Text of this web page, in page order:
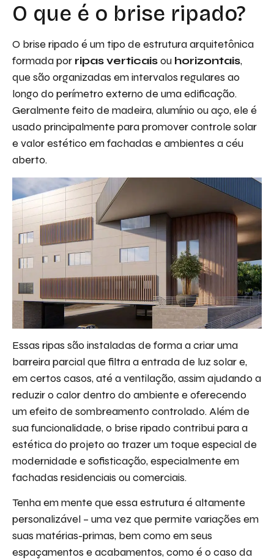
O que é o brise ripado?
O brise ripado é um tipo de estrutura arquitetônica
formada por ripas verticaisou horizontais,
que são organizadas em intervalos regulares ao
longo do perímetro externo de uma edificação.
Geralmente feito de madeira, alumínio ou aço, ele é
usado principalmente para promover controle solar
e valor estético em fachadas e ambientes a céu
aberto.
Essas ripas são instaladas de forma a criar uma
barreira parcial que filtra a entrada de luz solar e,
em certos casos, até a ventilação, assim ajudando a
reduzir o calor dentro do ambiente e oferecendo
um efeito de sombreamento controlado. Além de
sua funcionalidade, o brise ripado contribui para a
estética do projeto ao trazer um toque especial de
modernidade e sofisticação, especialmente em
fachadas residenciais ou comerciais.
Tenha em mente que essa estrutura é altamente
personalizável – uma vez que permite variações em
suas matérias-primas, bem como em seus
espaçamentos e acabamentos, como é o caso da